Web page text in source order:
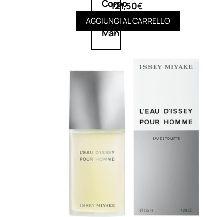
Corpo
Mani
Bagno
Trattamenti
121,50€
AGGIUNGI AL CARRELLO